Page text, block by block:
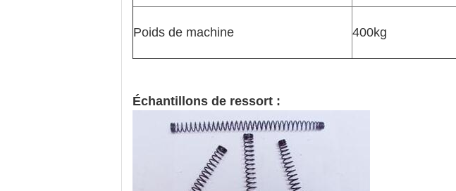
Poids de machine 400kg
Échantillons de ressort :